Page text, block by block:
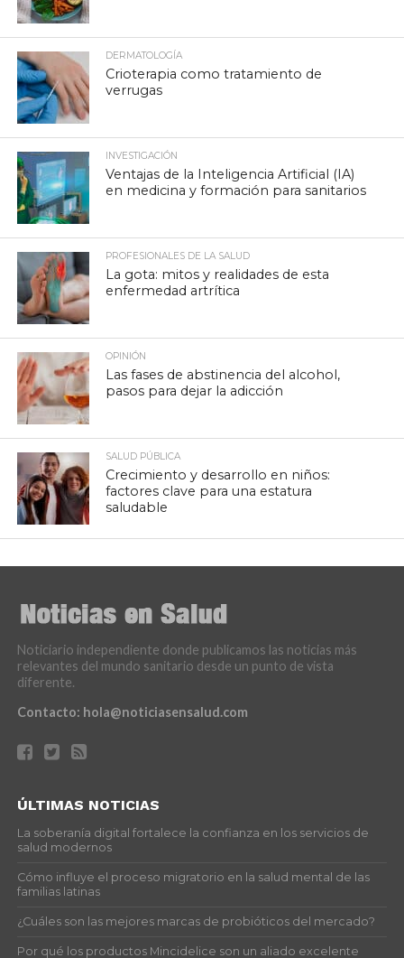
DERMATOLOGÍA
Crioterapia como tratamiento de
verrugas
INVESTIGACIÓN
Ventajas de la Inteligencia Artificial (IA)
en medicina y formación para sanitarios
PROFESIONALES DE LA SALUD
La gota: mitos y realidades de esta
enfermedad artrítica
OPINIÓN
Las fases de abstinencia del alcohol,
pasos para dejar la adicción
SALUD PÚBLICA
Crecimiento y desarrollo en niños:
factores clave para una estatura
saludable
Noticiario independiente donde publicamos las noticias más
relevantes del mundo sanitario desde un punto de vista
diferente.
Contacto: hola@noticiasensalud.com
ÚLTIMAS NOTICIAS
La soberanía digital fortalece la confianza en los servicios de
salud modernos
Cómo influye el proceso migratorio en la salud mental de las
familias latinas
¿Cuáles son las mejores marcas de probióticos del mercado?
Por qué los productos Mincidelice son un aliado excelente